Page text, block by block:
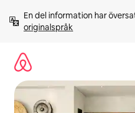
innehåll
En del information har
originalspråk